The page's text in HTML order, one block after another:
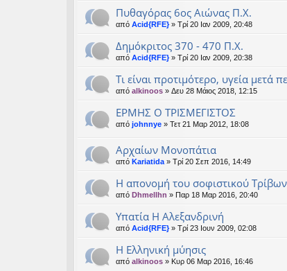
Πυθαγόρας 6ος Αιώνας Π.Χ.
από Acid{RFE}» Τρί 20 Ιαν 2009, 20:48
Δημόκριτος 370 - 470 Π.Χ.
από Acid{RFE}» Τρί 20 Ιαν 2009, 20:38
Τι είναι προτιμότερο, υγεία μετά
από alkinoos » Δευ 28 Μάιος 2018, 12:15
ΕΡΜΗΣ Ο ΤΡΙΣΜΕΓΙΣΤΟΣ
από johnnye » Τετ 21 Μαρ 2012, 18:08
Αρχαίων Μονοπάτια
από Kariatida » Τρί 20 Σεπ 2016, 14:49
Η απονομή του σοφιστικού
από Dhmellhn » Παρ 18 Μαρ 2016, 20:40
Υπατία Η Αλεξανδρινή
από Acid{RFE}» Τρί 23 Ιουν 2009, 02:08
Η Ελληνική μύησις
από alkinoos » Κυρ 06 Μαρ 2016, 16:46